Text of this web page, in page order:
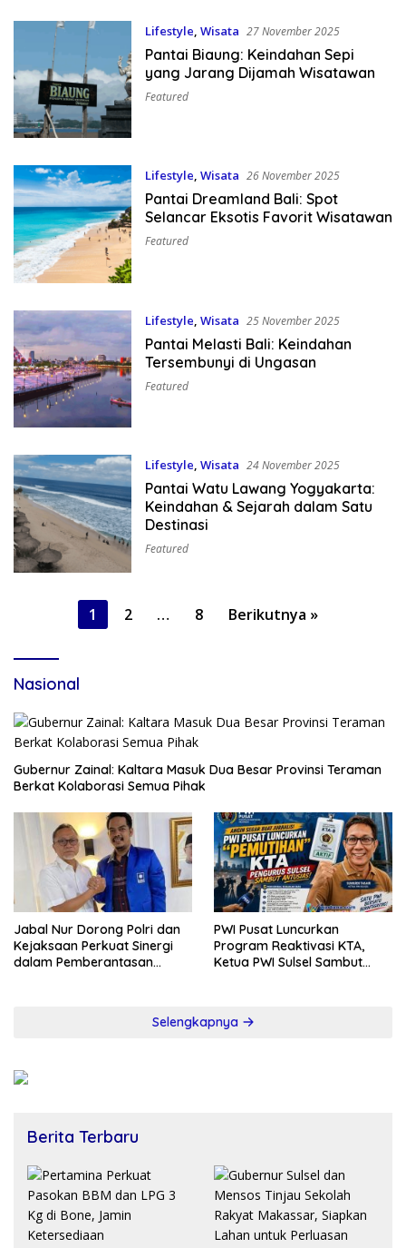
Lifestyle, Wisata 27 November 2025
Pantai Biaung: Keindahan Sepi
yang Jarang Dijamah Wisatawan
Featured
Lifestyle, Wisata 26 November 2025
Pantai Dreamland Bali: Spot
Selancar Eksotis Favorit Wisatawan
Featured
Lifestyle, Wisata 25 November 2025
Pantai Melasti Bali: Keindahan
Tersembunyi di Ungasan
Featured
Lifestyle, Wisata 24 November 2025
Pantai Watu Lawang Yogyakarta:
Keindahan & Sejarah dalam Satu
Destinasi
Featured
Paginasi
1 2 … 8 Berikutnya »
Nasional
Gubernur Zainal: Kaltara Masuk Dua Besar Provinsi Teraman
Berkat Kolaborasi Semua Pihak
Jabal Nur Dorong Polri dan
Kejaksaan Perkuat Sinergi
dalam Pemberantasan
PWI Pusat Luncurkan
Program Reaktivasi KTA,
Ketua PWI Sulsel Sambut
Selengkapnya
Berita Terbaru